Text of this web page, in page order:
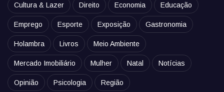
Cultura & Lazer Direito Economia Educação
Emprego Esporte Exposição Gastronomia
Holambra Livros Meio Ambiente
Mercado Imobiliário Mulher Natal Notícias
Opinião Psicologia Região